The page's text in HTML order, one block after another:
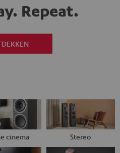
Repeat.
cinema Stereo